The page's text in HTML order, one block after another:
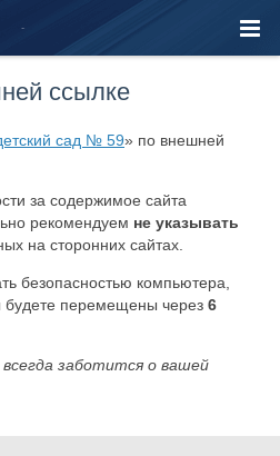
ссылке
сад № 59» по внешней
за содержимое сайта
рекомендуем не указывать
на сторонних сайтах.
безопасностью компьютера,
будете перемещены через 6
заботится о вашей